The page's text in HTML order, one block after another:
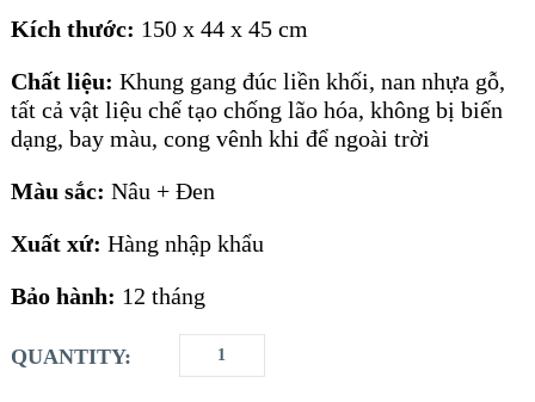
Kích thước: 150 x 44 x 45 cm
Chất liệu: Khung gang đúc liền khối, nan nhựa gỗ,
tất cả vật liệu chế tạo chống lão hóa, không bị biến
dạng, bay màu, cong vênh khi để ngoài trời
Màu sắc: Nâu + Đen
Xuất xứ: Hàng nhập khẩu
Bảo hành: 12 tháng
QUANTITY: